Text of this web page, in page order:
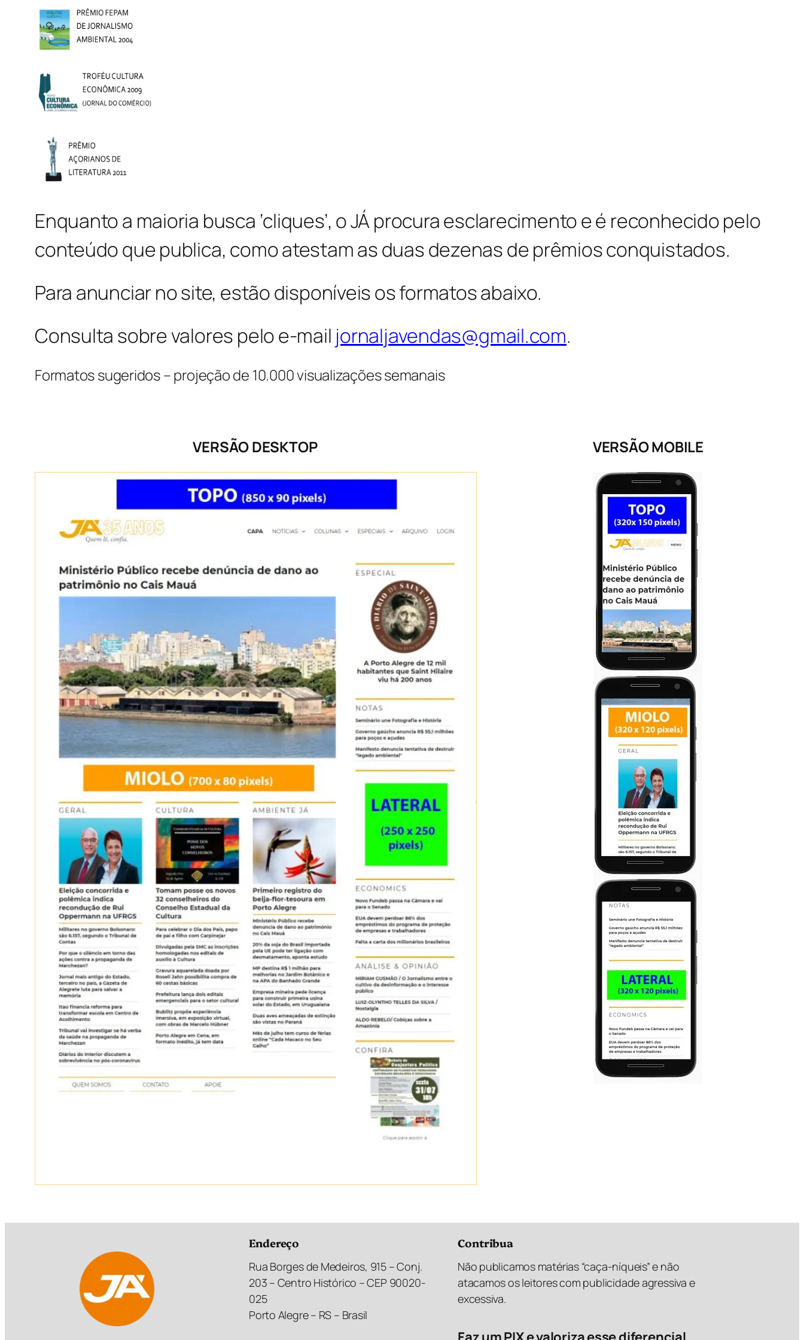
Enquanto a maioria busca ‘cliques’, o JÁ procura esclarecimento e é reconhecido pelo
conteúdo que publica, como atestam as duas dezenas de prêmios conquistados.
Para anunciar no site, estão disponíveis os formatos abaixo.
Consulta sobre valores pelo e-mail jornaljavendas@gmail.com.
Formatos sugeridos – projeção de 10.000 visualizações semanais
VERSÃO MOBILE
VERSÃO DESKTOP
Endereço
Rua Borges de Medeiros, 915 – Conj.
203 – Centro Histórico – CEP 90020-
025
Porto Alegre – RS – Brasil
Contribua
Não publicamos matérias “caça-níqueis” e não
atacamos os leitores com publicidade agressiva e
excessiva.